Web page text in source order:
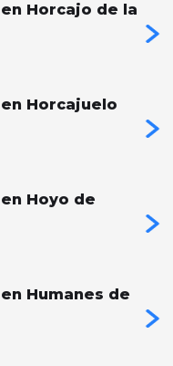
Horcajo de la
Horcajuelo
Hoyo de
Humanes de